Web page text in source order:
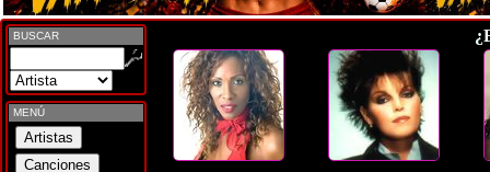
BUSCAR
MENÚ